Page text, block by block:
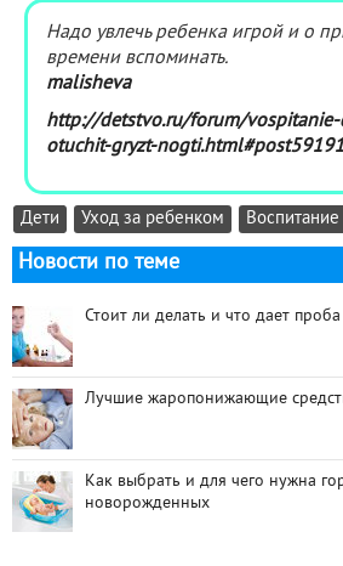
Надо увлечь ребенка игрой и о
времени вспоминать.
malisheva
http://detstvo.ru/forum/
otuchit-gryzt-
Дети Уход за ребенком
Новости по теме
Стоит ли делать и что дает
Лучшие жаропонижающие
Как выбрать и для чего нужна
новорожденных